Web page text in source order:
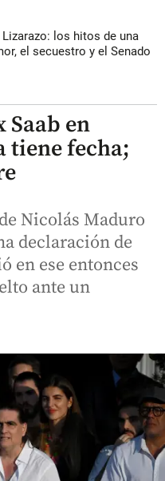
los hitos de una
el secuestro y el Senado
en
tiene fecha;
Nicolás Maduro
declaración de
en ese entonces
ante un